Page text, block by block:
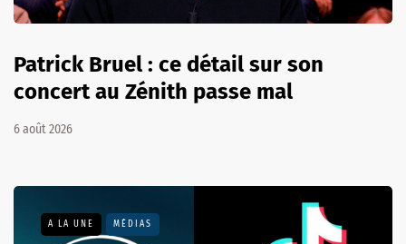
Patrick Bruel : ce détail sur son
concert au Zénith passe mal
6 août 2026
A LA UNE MÉDIAS